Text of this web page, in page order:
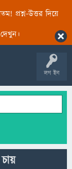
প্রশ্ন-উত্তর দিয়ে
লগ ইন